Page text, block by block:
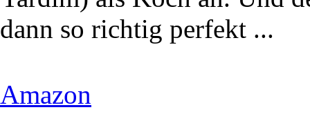
dann so richtig perfekt ...
Amazon